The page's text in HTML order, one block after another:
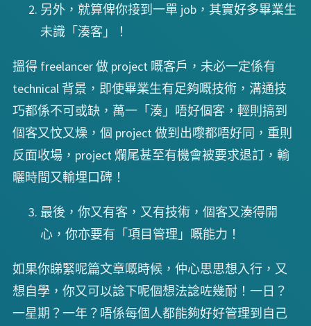
另外，就算俾你接到一單 job，其實好多畢業生
未識「湊客」！
搵得 freelancer 做 project 嘅客戶，未必一定係有
technical 背景，即使畢業生有足夠嘅技術，溝通技
巧都係不可或缺，萬一「湊」唔好個客，輕則搞到
個客又忟又燥，個 project 做到出嚟都唔好同，重則
反面收場，project 爛尾甚至有機會被要求退訂，輸
曬時間又輸埋口碑！
最後，你又有客，又有技術，個客又湊得開
心，你亦要有「項目管理」嘅能力！
如果你睇緊呢篇文章嘅時候，仲心思思想入行，又
想自學，你又可以諗下呢個想法諗咗幾耐！一日？
一星期？一年？唔係每個人都能夠好好管理到自己